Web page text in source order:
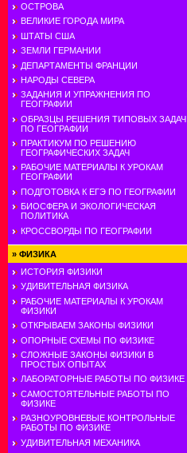
ОСТРОВА
ВЕЛИКИЕ ГОРОДА МИРА
ШТАТЫ США
ЗЕМЛИ ГЕРМАНИИ
ДЕПАРТАМЕНТЫ ФРАНЦИИ
НАРОДЫ СЕВЕРА
ЗАДАНИЯ И УПРАЖНЕНИЯ ПО
ГЕОГРАФИИ
ОБРАЗЦЫ РЕШЕНИЯ ТИПОВЫХ ЗАДАЧ
ПО ГЕОГРАФИИ
ПРАКТИКУМ ПО РЕШЕНИЮ
ГЕОГРАФИЧЕСКИХ ЗАДАЧ
РАБОЧИЕ МАТЕРИАЛЫ К УРОКАМ
ГЕОГРАФИИ
ПОДГОТОВКА К ЕГЭ ПО ГЕОГРАФИИ
БИОСФЕРА И ЭКОЛОГИЧЕСКАЯ
ПОЛИТИКА
КРОССВОРДЫ ПО ГЕОГРАФИИ
» ФИЗИКА
ИСТОРИЯ ФИЗИКИ
УДИВИТЕЛЬНАЯ ФИЗИКА
РАБОЧИЕ МАТЕРИАЛЫ К УРОКАМ
ФИЗИКИ
ОТКРЫВАЕМ ЗАКОНЫ ФИЗИКИ
ОПОРНЫЕ СХЕМЫ ПО ФИЗИКЕ
СЛОЖНЫЕ ЗАКОНЫ ФИЗИКИ В
ПРОСТЫХ ОПЫТАХ
ЛАБОРАТОРНЫЕ РАБОТЫ ПО ФИЗИКЕ
САМОСТОЯТЕЛЬНЫЕ РАБОТЫ ПО
ФИЗИКЕ
РАЗНОУРОВНЕВЫЕ КОНТРОЛЬНЫЕ
РАБОТЫ ПО ФИЗИКЕ
УДИВИТЕЛЬНАЯ МЕХАНИКА